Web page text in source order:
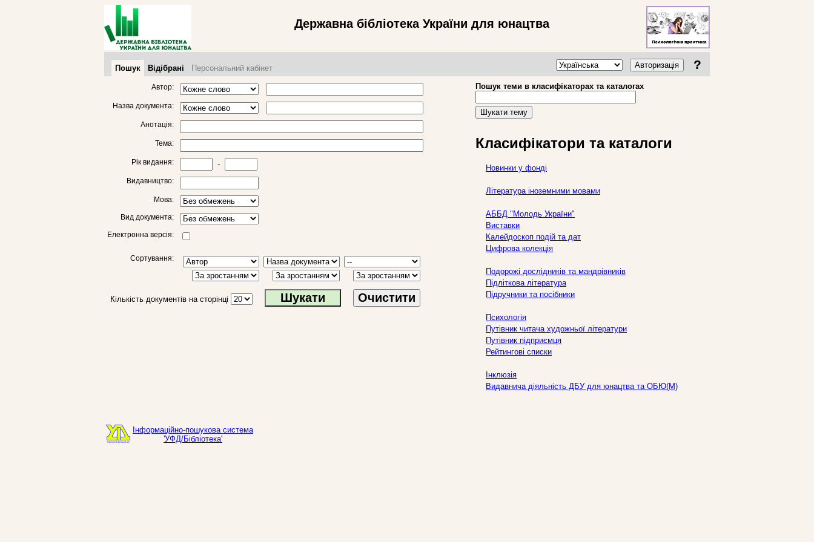
Державна бібліотека України для юнацтва
Пошук Відібрані Персональний кабінет Авторизація ?
Автор:
Назва документа:
Анотація:
Тема:
Рік видання: -
Видавництво:
Мова:
Вид документа:
Електронна версія:
Сортування:
Кількість документів на сторінці Очистити
Пошук теми в класифікаторах та каталогах
Шукати тему
Класифікатори та каталоги
Новинки у фонді
Література іноземними мовами
АББД "Молодь України"
Виставки
Калейдоскоп подій та дат
Цифрова колекція
Подорожі дослідників та мандрівників
Підліткова література
Підручники та посібники
Психологія
Путівник читача художньої літератури
Путівник підприємця
Рейтингові списки
Інклюзія
Видавнича діяльність ДБУ для юнацтва та ОБЮ(М)
Інформаційно-пошукова система
'УФД/Бібліотека'